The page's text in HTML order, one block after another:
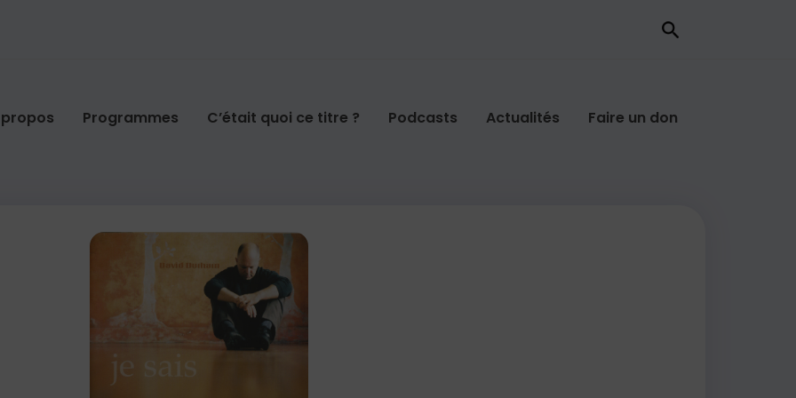
propos Programmes C’était quoi ce titre ? Podcasts Actualités Faire un don